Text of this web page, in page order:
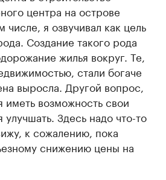
центра на острове
числе, я озвучивал как цель
Создание такого рода
жилья вокруг. Те,
стали богаче
выросла. Другой вопрос,
иметь возможность свои
Здесь надо что-то
к сожалению, пока
снижению цены на